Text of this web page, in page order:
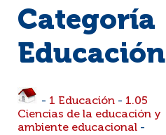
Categoría
Educación
- 1 Educación - 1.05
Ciencias de la educación y
ambiente educacional -